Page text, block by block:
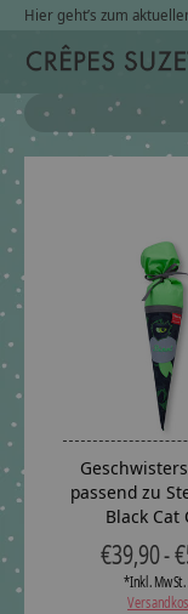
Hier geht’s zum
passend zu
Black Cat
€39,90 -
*Inkl. MwSt.